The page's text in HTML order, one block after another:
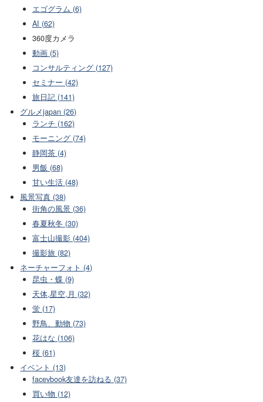
エゴグラム (6)
AI (62)
360度カメラ
動画 (5)
コンサルティング (127)
セミナー (42)
旅日記 (141)
グルメjapan (26)
ランチ (162)
モーニング (74)
静岡茶 (4)
男飯 (68)
甘い生活 (48)
風景写真 (38)
街角の風景 (36)
春夏秋冬 (30)
富士山撮影 (404)
撮影旅 (82)
ネーチャーフォト (4)
昆虫・蝶 (9)
天体,星空,月 (32)
蛍 (17)
野鳥、動物 (73)
花はな (106)
桜 (61)
イベント (13)
facevbook友達を訪ねる (37)
買い物 (12)